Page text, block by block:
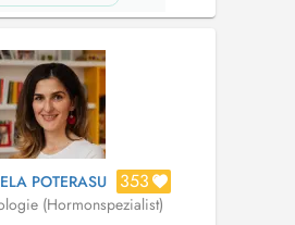
POTERASU 353
(Hormonspezialist)